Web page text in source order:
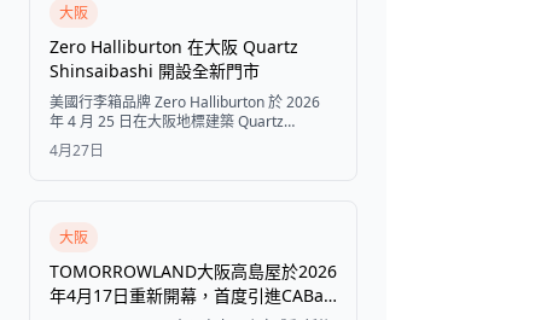
大阪
Zero Halliburton 在大阪 Quartz
Shinsaibashi 開設全新門市
美國行李箱品牌 Zero Halliburton 於 2026
年 4 月 25 日在大阪地標建築 Quartz
Shinsaibashi 開設全新旗艦店，並同步舉辦
限量開幕贈禮活動。
4月27日
大阪
TOMORROWLAND大阪高島屋於2026
年4月17日重新開幕，首度引進CABaN